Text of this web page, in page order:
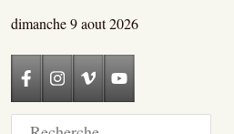
dimanche 9 aout 2026